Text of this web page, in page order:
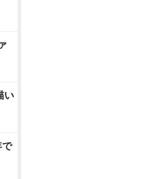
い
で